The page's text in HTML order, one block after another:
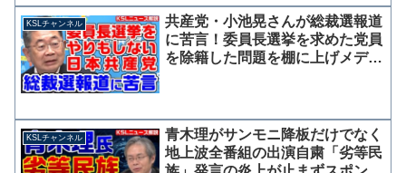
材と称して候補者の活動中にヤジを飛ば
すなどのトラブルを起こ...
KSLチャンネル
共産党・小池晃さんが総裁選報道
に苦言！委員長選挙を求めた党員
を除籍した問題を棚に上げメディ
KSLチャンネル
青木理がサンモニ降板だけでなく
地上波全番組の出演自粛「劣等民